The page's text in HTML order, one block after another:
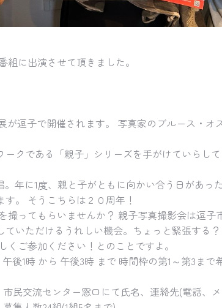
に出演させて頂きました。
逗子で開催されます。 写真家のブルース・
クである「親子」シリーズを手がけていらし
年に1度、親と子がともに向かい合う日があ
。 そうこちらは２０周年！
ってもらいませんか？ 親子写真撮影会は逗子
いただけるうれしい機会。ちょっと緊張す
ご参加ください！とのことですよ。
1時 から 午後3時 まで 時間枠の第1～第3ま
民交流センター窓口にて氏名、連絡先(電話、